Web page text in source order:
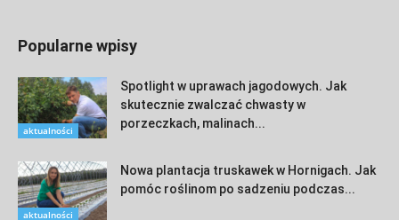
Popularne wpisy
aktualności
Spotlight w uprawach jagodowych. Jak
skutecznie zwalczać chwasty w
porzeczkach, malinach...
aktualności
Nowa plantacja truskawek w Hornigach. Jak
pomóc roślinom po sadzeniu podczas...